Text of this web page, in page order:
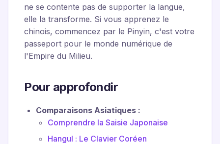
ne se contente pas de supporter la langue,
elle la transforme. Si vous apprenez le
chinois, commencez par le Pinyin, c'est votre
passeport pour le monde numérique de
l'Empire du Milieu.
Pour approfondir
Comparaisons Asiatiques :
Comprendre la Saisie Japonaise
Hangul : Le Clavier Coréen